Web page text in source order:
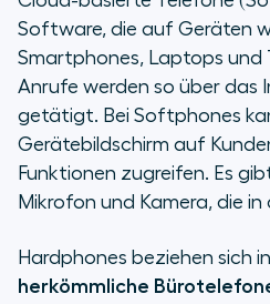
Software, die auf Geräten
Smartphones, Laptops und
Anrufe werden so über das
getätigt. Bei Softphones
Gerätebildschirm auf
Funktionen zugreifen. Es
Mikrofon und Kamera, die
Hardphones beziehen sich
herkömmliche